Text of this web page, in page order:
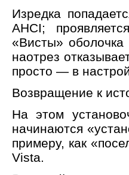
Изредка
AHCI;
«Висты» оболочка
наотрез
просто — в
Возвращение к
На этом
начинаются
примеру, как
Vista.